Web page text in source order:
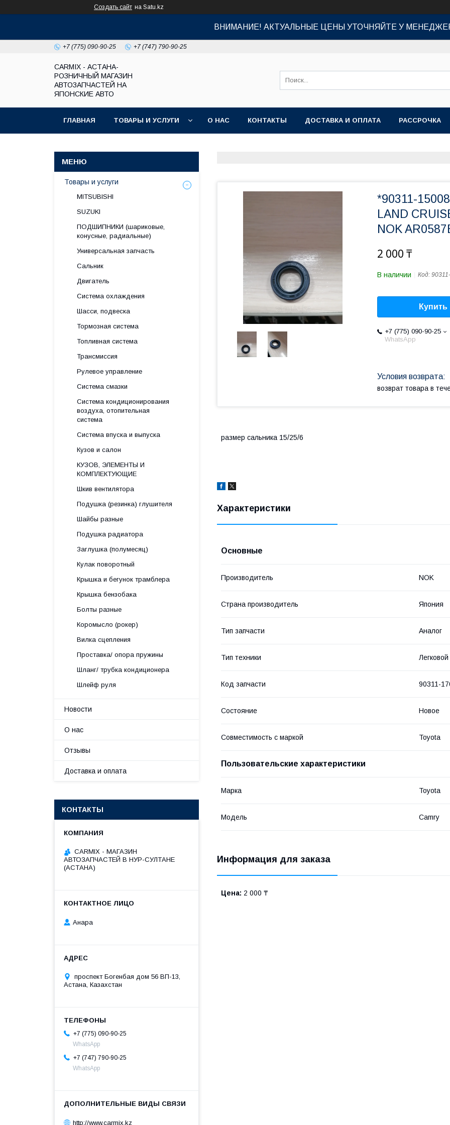
Создать сайт на Satu.kz
ВНИМАНИЕ! АКТУАЛЬНЫЕ ЦЕНЫ УТОЧНЯЙТЕ У
+7 (775) 090-90-25 +7 (747) 790-90-25
СARMIX - АСТАНА-
РОЗНИЧНЫЙ МАГАЗИН
АВТОЗАПЧАСТЕЙ НА
ЯПОНСКИЕ АВТО
ГЛАВНАЯ ТОВАРЫ И УСЛУГИ О НАС КОНТАКТЫ ДОСТАВКА И ОПЛАТА РАССРОЧКА
*90311-
LAND
NOK
2 000 ₸
В наличии Код:
Купить
+7 (775) 090-90-25
WhatsApp
возврат товара в
размер сальника 15/25/6
Характеристики
Основные
Производитель NOK
Страна производитель Япония
Тип запчасти Аналог
Тип техники
Код запчасти 90311-
Состояние Новое
Совместимость с маркой Toyota
Пользовательские характеристики
Марка Toyota
Модель Camry
Информация для заказа
Цена: 2 000 ₸
Товары и услуги
MITSUBISHI
SUZUKI
ПОДШИПНИКИ (шариковые,
конусные, радиальные)
Универсальная запчасть
Сальник
Двигатель
Система охлаждения
Шасси, подвеска
Тормозная система
Топливная система
Трансмиссия
Рулевое управление
Система смазки
Система кондиционирования
воздуха, отопительная
система
Система впуска и выпуска
Кузов и салон
КУЗОВ, ЭЛЕМЕНТЫ И
КОМПЛЕКТУЮЩИЕ
Шкив вентилятора
Подушка (резинка) глушителя
Шайбы разные
Подушка радиатора
Заглушка (полумесяц)
Кулак поворотный
Крышка и бегунок трамблера
Крышка бензобака
Болты разные
Коромысло (рокер)
Вилка сцепления
Проставка/ опора пружины
Шланг/ трубка кондиционера
Шлейф руля
Новости
О нас
Отзывы
Доставка и оплата
КОНТАКТЫ
СARMIX - МАГАЗИН
АВТОЗАПЧАСТЕЙ В НУР-СУЛТАНЕ
(АСТАНА)
Анара
проспект Богенбая дом 56 ВП-13,
Астана, Казахстан
+7 (775) 090-90-25
WhatsApp
+7 (747) 790-90-25
WhatsApp
http://www.carmix.kz